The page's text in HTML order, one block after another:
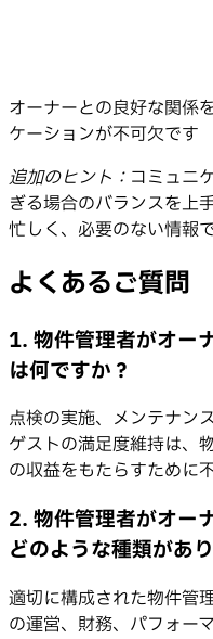
オーナーとの良好な関係
ケーションが不可欠です
追加のヒント： コミュニ
ぎる場合のバランスを上
忙しく、必要のない情報
よくあるご質問
1. 物件管理者がオー
は何ですか？
点検の実施、メンテナン
ゲストの満足度維持は、
の収益をもたらすために
2. 物件管理者がオー
どのような種類があ
適切に構成された物件管
の運営、財務、パフォー